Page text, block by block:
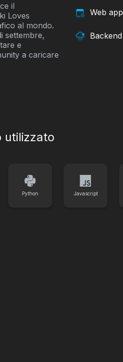
il
Loves
al mondo.
settembre,
e
a caricare
Web app
Backend
utilizzato
Python Javascript